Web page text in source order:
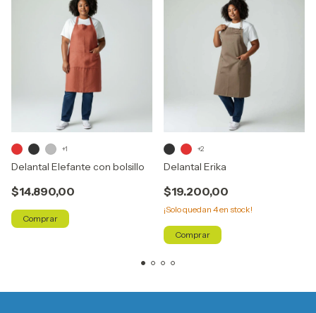
Delantal Elefante con bolsillo
$14.890,00
+1
Comprar
Delantal Erika
$19.200,00
¡Solo quedan 4en stock!
+2
Comprar